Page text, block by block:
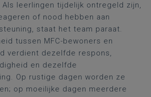
leerlingen tijdelijk ontregeld zijn,
of nood hebben aan
staat het team paraat.
tussen MFC-bewoners en
verdient dezelfde respons,
en dezelfde
Op rustige dagen worden ze
op moeilijke dagen meerdere